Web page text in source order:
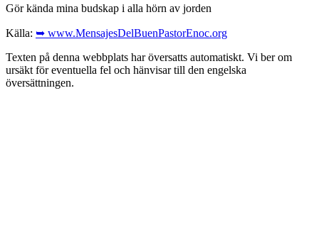
Gör kända mina budskap i alla hörn av jorden
Källa: ➥ www.MensajesDelBuenPastorEnoc.org
Texten på denna webbplats har översatts automatiskt. Vi ber om
ursäkt för eventuella fel och hänvisar till den engelska
översättningen.